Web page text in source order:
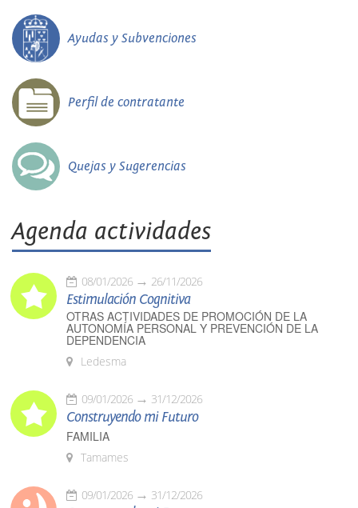
Ayudas y Subvenciones
Perfil de contratante
Quejas y Sugerencias
Agenda actividades
08/01/2026 26/11/2026
Estimulación Cognitiva
OTRAS ACTIVIDADES DE PROMOCIÓN DE LA
AUTONOMÍA PERSONAL Y PREVENCIÓN DE LA
DEPENDENCIA
Ledesma
09/01/2026 31/12/2026
Construyendo mi Futuro
FAMILIA
Tamames
09/01/2026 31/12/2026